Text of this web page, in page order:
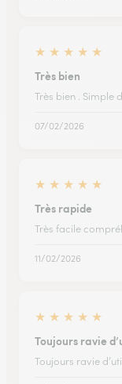
★ ★ ★ ★ ★
Très bien
Très bien . Simple
07/02/2026
★ ★ ★ ★ ★
Très rapide
Très facile
11/02/2026
★ ★ ★ ★ ★
Toujours ravie
Toujours ravie